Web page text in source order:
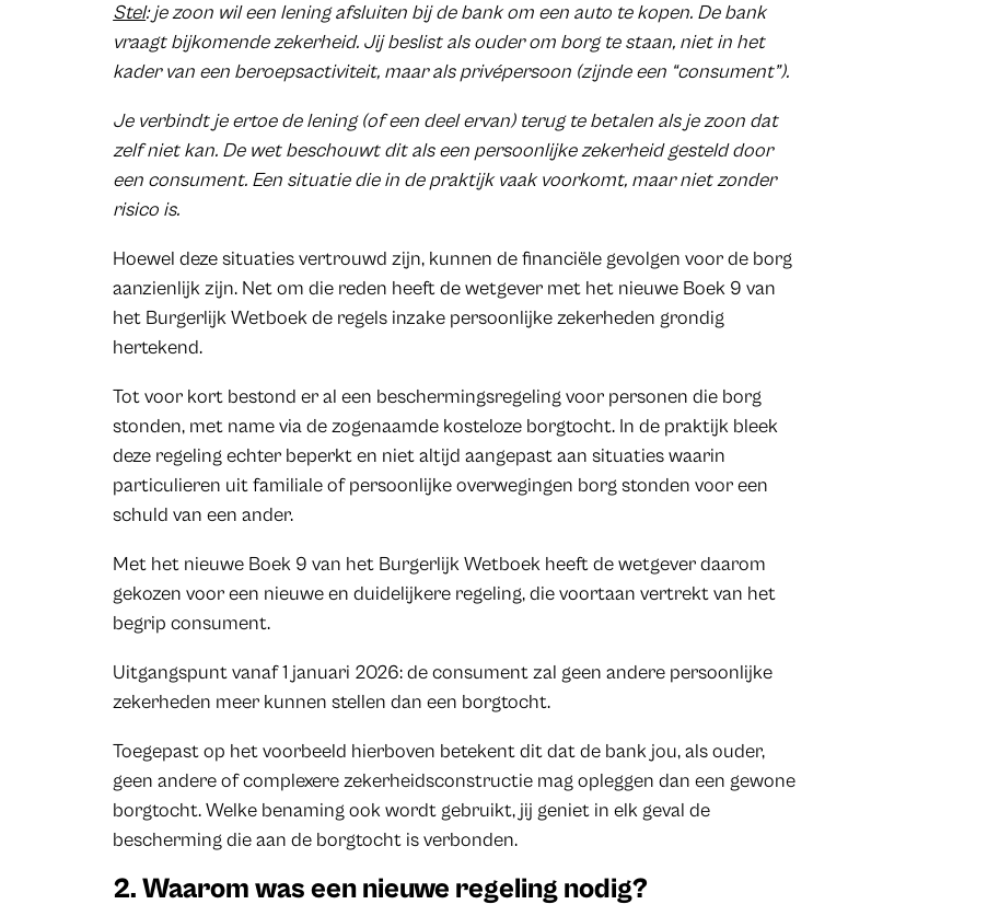
Stel: je zoon wil een lening afsluiten bij de bank om een auto te kopen. De bank
vraagt bijkomende zekerheid. Jij beslist als ouder om borg te staan, niet in het
kader van een beroepsactiviteit, maar als privépersoon (zijnde een “consument”).
Je verbindt je ertoe de lening (of een deel ervan) terug te betalen als je zoon dat
zelf niet kan. De wet beschouwt dit als een persoonlijke zekerheid gesteld door
een consument. Een situatie die in de praktijk vaak voorkomt, maar niet zonder
risico is.
Hoewel deze situaties vertrouwd zijn, kunnen de financiële gevolgen voor de borg
aanzienlijk zijn. Net om die reden heeft de wetgever met het nieuwe Boek 9 van
het Burgerlijk Wetboek de regels inzake persoonlijke zekerheden grondig
hertekend.
Tot voor kort bestond er al een beschermingsregeling voor personen die borg
stonden, met name via de zogenaamde kosteloze borgtocht. In de praktijk bleek
deze regeling echter beperkt en niet altijd aangepast aan situaties waarin
particulieren uit familiale of persoonlijke overwegingen borg stonden voor een
schuld van een ander.
Met het nieuwe Boek 9 van het Burgerlijk Wetboek heeft de wetgever daarom
gekozen voor een nieuwe en duidelijkere regeling, die voortaan vertrekt van het
begrip consument.
Uitgangspunt vanaf 1 januari 2026: de consument zal geen andere persoonlijke
zekerheden meer kunnen stellen dan een borgtocht.
Toegepast op het voorbeeld hierboven betekent dit dat de bank jou, als ouder,
geen andere of complexere zekerheidsconstructie mag opleggen dan een gewone
borgtocht. Welke benaming ook wordt gebruikt, jij geniet in elk geval de
bescherming die aan de borgtocht is verbonden.
2. Waarom was een nieuwe regeling nodig?